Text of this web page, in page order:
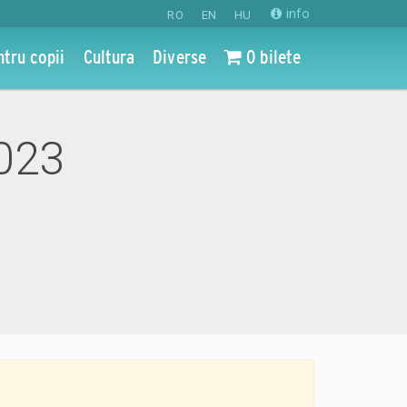
RO EN HU info
copii Cultura Diverse 0 bilete